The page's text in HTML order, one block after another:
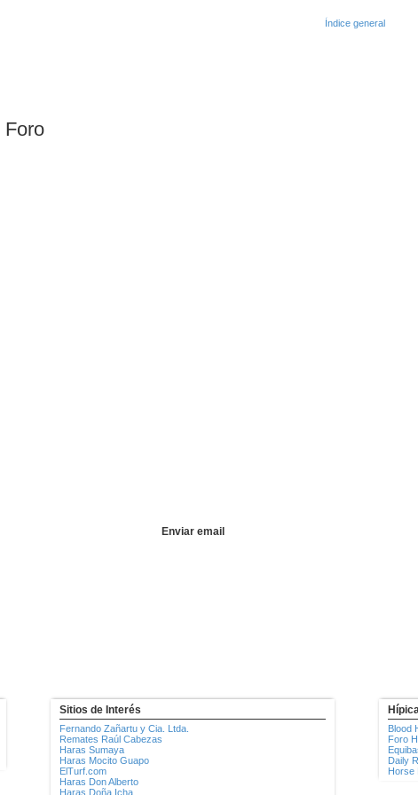
Regístrate como usuario en Partieron.cl y participa con
Sitios de Interés
Fernando Zañartu y Cia. Ltda.
Remates Raúl Cabezas
Haras Sumaya
Haras Mocito Guapo
ElTurf.com
Haras Don Alberto
Haras Doña Icha
Blood
Foro
Daily
Horse